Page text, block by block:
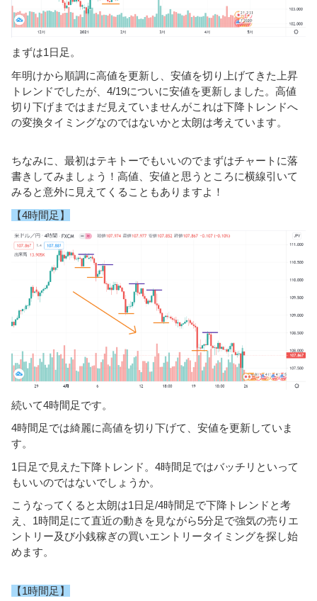
まずは1日足。
年明けから順調に高値を更新し、安値を切り上げてきた上昇
トレンドでしたが、4/19についに安値を更新しました。高値
切り下げまではまだ見えていませんがこれは下降トレンドへ
の変換タイミングなのではないかと太朗は考えています。
ちなみに、最初はテキトーでもいいのでまずはチャートに落
書きしてみましょう！高値、安値と思うところに横線引いて
みると意外に見えてくることもありますよ！
【4時間足】
続いて4時間足です。
4時間足では綺麗に高値を切り下げて、安値を更新していま
す。
1日足で見えた下降トレンド。4時間足ではバッチリといって
もいいのではないでしょうか。
こうなってくると太朗は1日足/4時間足で下降トレンドと考
え、1時間足にて直近の動きを見ながら5分足で強気の売りエ
ントリー及び小銭稼ぎの買いエントリータイミングを探し始
めます。
【1時間足】